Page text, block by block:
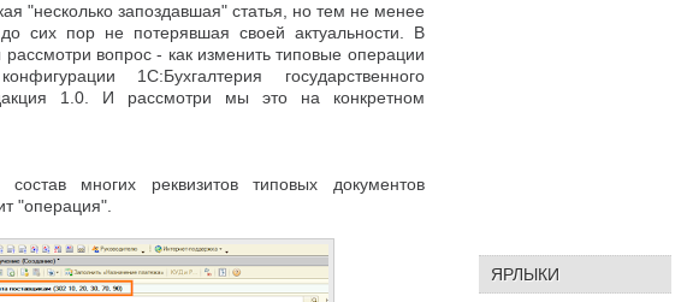
"несколько запоздавшая" статья, но тем не менее
до сих пор не потерявшая своей актуальности. В
вопрос - как изменить типовые операции
1С:Бухгалтерия государственного
1.0. И рассмотри мы это на конкретном
многих реквизитов типовых документов
"операция".
ЯРЛЫКИ